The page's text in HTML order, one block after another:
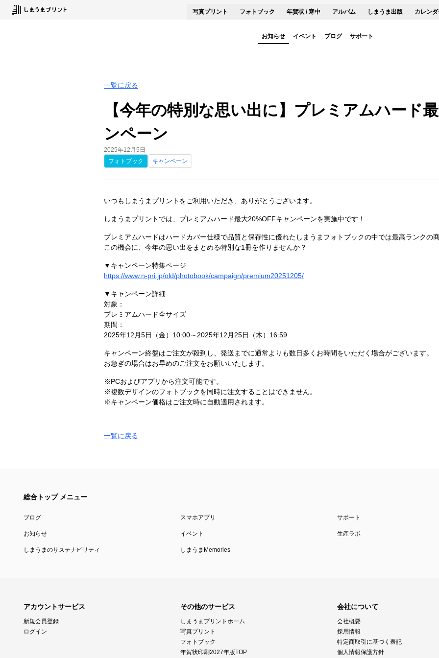
写真プリント フォトブック 年賀状 / 寒中 アルバム しまうま出版 カレン
お知らせ イベント ブログ サポート
一覧に戻る
【今年の特別な思い出に】プレミアムハード
ンペーン
2025年12月5日
フォトブック
キャンペーン
いつもしまうまプリントをご利用いただき、ありがとうございます。
しまうまプリントでは、プレミアムハード最大20%OFFキャンペーンを実施中です！
プレミアムハードはハードカバー仕様で品質と保存性に優れたしまうまフォトブックの中では最高ランクの商
この機会に、今年の思い出をまとめる特別な1冊を作りませんか？
▼キャンペーン特集ページ
https://www.n-pri.jp/old/photobook/campaign/premium20251205/
▼キャンペーン詳細
対象：
プレミアムハード全サイズ
期間：
2025年12月5日（金）10:00～2025年12月25日（木）16:59
キャンペーン終盤はご注文が殺到し、発送までに通常よりも数日多くお時間をいただく場合がございます。
お急ぎの場合はお早めのご注文をお願いいたします。
※PCおよびアプリから注文可能です。
※複数デザインのフォトブックを同時に注文することはできません。
※キャンペーン価格はご注文時に自動適用されます。
一覧に戻る
総合トップ メニュー
ブログ スマホアプリ サポート
お知らせ イベント 生産ラボ
しまうまのサステナビリティ しまうまMemories
アカウントサービス
新規会員登録
ログイン
その他のサービス
しまうまプリントホーム
写真プリント
フォトブック
年賀状印刷2027年版TOP
会社について
会社概要
採用情報
特定商取引に基づく表記
個人情報保護方針